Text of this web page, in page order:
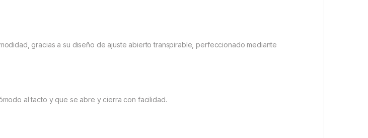
gracias a su diseño de ajuste abierto transpirable, perfeccionado mediante
al tacto y que se abre y cierra con facilidad.